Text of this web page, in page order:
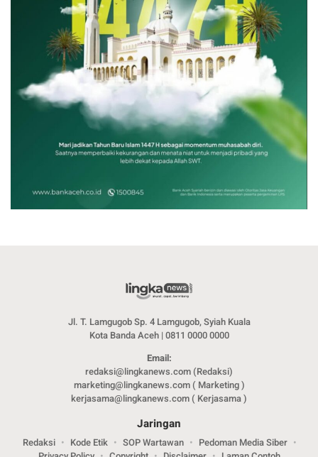
Jl. T. Lamgugob Sp. 4 Lamgugob, Syiah Kuala
Kota Banda Aceh | 0811 0000 0000
Email:
redaksi@lingkanews.com (Redaksi)
marketing@lingkanews.com ( Marketing )
kerjasama@lingkanews.com ( Kerjasama )
Jaringan
Redaksi Kode Etik SOP Wartawan
Pedoman Media Siber